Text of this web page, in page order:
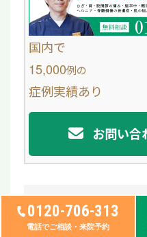
0120-706-313
電話でご相談・来院予約
国内で
15,000例の
症例実績あり
お問い合